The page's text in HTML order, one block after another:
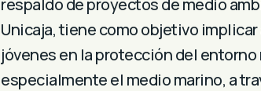
Unicaja, tiene como objetivo implicar
jóvenes en la protección del entorno
especialmente el medio marino, a